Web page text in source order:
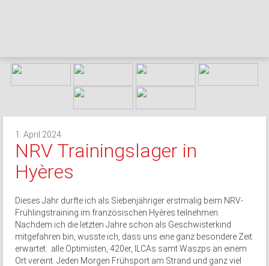
1. April 2024
NRV Trainingslager in
Hyères
Dieses Jahr durfte ich als Siebenjähriger erstmalig beim NRV-
Frühlingstraining im französischen Hyères teilnehmen.
Nachdem ich die letzten Jahre schon als Geschwisterkind
mitgefahren bin, wusste ich, dass uns eine ganz besondere Zeit
erwartet: alle Optimisten, 420er, ILCAs samt Waszps an einem
Ort vereint. Jeden Morgen Frühsport am Strand und ganz viel